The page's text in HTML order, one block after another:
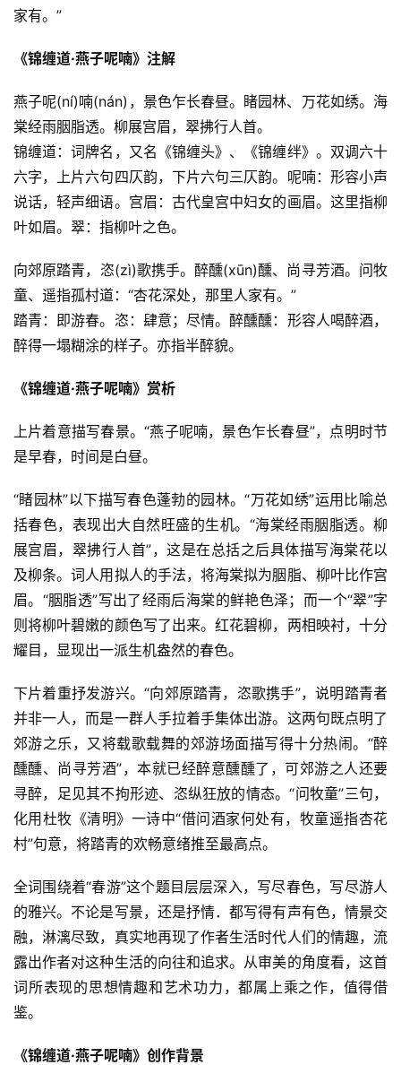
家有。”
《锦缠道·燕子呢喃》注解
燕子呢(ní)喃(nán)，景色乍长春昼。睹园林、万花如绣。海
棠经雨胭脂透。柳展宫眉，翠拂行人首。
锦缠道：词牌名，又名《锦缠头》、《锦缠绊》。双调六十
六字，上片六句四仄韵，下片六句三仄韵。呢喃：形容小声
说话，轻声细语。宫眉：古代皇宫中妇女的画眉。这里指柳
叶如眉。翠：指柳叶之色。
向郊原踏青，恣(zì)歌携手。醉醺(xūn)醺、尚寻芳酒。问牧
童、遥指孤村道：“杏花深处，那里人家有。”
踏青：即游春。恣：肆意；尽情。醉醺醺：形容人喝醉酒，
醉得一塌糊涂的样子。亦指半醉貌。
《锦缠道·燕子呢喃》赏析
上片着意描写春景。“燕子呢喃，景色乍长春昼”，点明时节
是早春，时间是白昼。
“睹园林”以下描写春色蓬勃的园林。“万花如绣”运用比喻总
括春色，表现出大自然旺盛的生机。“海棠经雨胭脂透。柳
展宫眉，翠拂行人首”，这是在总括之后具体描写海棠花以
及柳条。词人用拟人的手法，将海棠拟为胭脂、柳叶比作宫
眉。“胭脂透”写出了经雨后海棠的鲜艳色泽；而一个“翠”字
则将柳叶碧嫩的颜色写了出来。红花碧柳，两相映衬，十分
耀目，显现出一派生机盎然的春色。
下片着重抒发游兴。“向郊原踏青，恣歌携手”，说明踏青者
并非一人，而是一群人手拉着手集体出游。这两句既点明了
郊游之乐，又将载歌载舞的郊游场面描写得十分热闹。“醉
醺醺、尚寻芳酒”，本就已经醉意醺醺了，可郊游之人还要
寻醉，足见其不拘形迹、恣纵狂放的情态。“问牧童”三句，
化用杜牧《清明》一诗中“借问酒家何处有，牧童遥指杏花
村”句意，将踏青的欢畅意绪推至最高点。
全词围绕着“春游”这个题目层层深入，写尽春色，写尽游人
的雅兴。不论是写景，还是抒情．都写得有声有色，情景交
融，淋漓尽致，真实地再现了作者生活时代人们的情趣，流
露出作者对这种生活的向往和追求。从审美的角度看，这首
词所表现的思想情趣和艺术功力，都属上乘之作，值得借
鉴。
《锦缠道·燕子呢喃》创作背景